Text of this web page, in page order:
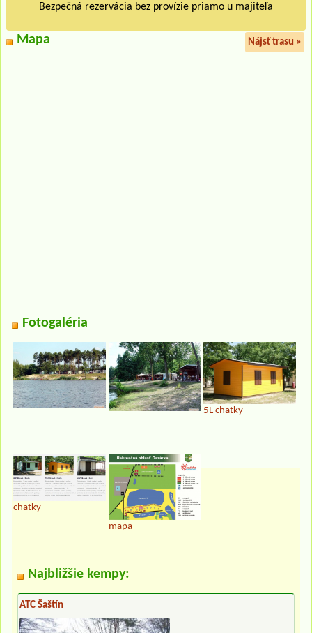
Bezpečná rezervácia bez provízie priamo u majiteľa
Mapa Nájsť trasu »
Fotogaléria
5L chatky
chatky
mapa
Najbližšie kempy:
ATC Šaštín